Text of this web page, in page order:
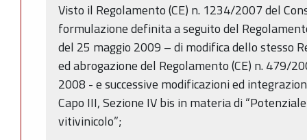
Visto il Regolamento (CE) n. 1234/2007 del
formulazione definita a seguito del
del 25 maggio 2009 – di modifica dello stesso
ed abrogazione del Regolamento (CE) n. 479/
2008 - e successive modificazioni ed
Capo III, Sezione IV bis in materia di
vitivinicolo”;